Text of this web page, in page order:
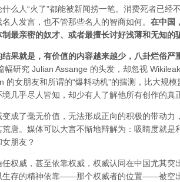
么人“火了”都能被新闻捞一笔。消费死者已经
人发言，也不管那些名人的智商如何。 在中国
最亲密的奴才、或者最擅长讨好浅薄和无知的
果就是，有价值的内容越来越少，八卦烂俗严
研究 Julian Assange 的头发，却忽视
的女朋友和所谓的“爆料动机”的揣测，比大规
几乎尽人皆知，却少有人了解他所有创作的真
成了毫无价值，无法形成正向的积极的带动
唐。媒体可以大言不惭地辩解为：吸睛度就是
朋友？
权威，甚至依靠权威，权威认同在中国尤其突
生存的精神依靠——那个权威者的位置——被空